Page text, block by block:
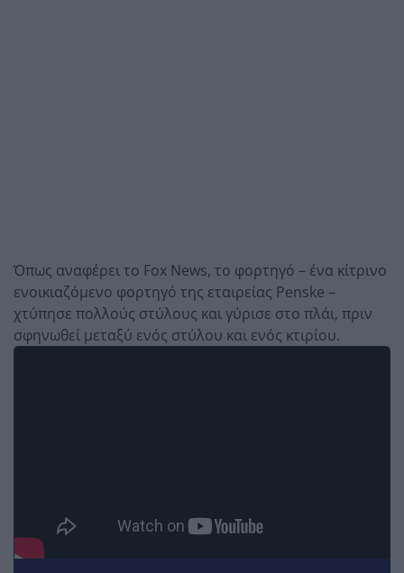
Όπως αναφέρει το Fox News, το φορτηγό – ένα κίτρινο
ενοικιαζόμενο φορτηγό της εταιρείας Penske –
χτύπησε πολλούς στύλους και γύρισε στο πλάι, πριν
σφηνωθεί μεταξύ ενός στύλου και ενός κτιρίου.